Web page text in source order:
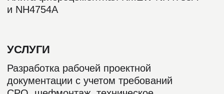
ЖК «АНДЕРСЕН»
ВЛАДИВОСТОК
РАСПОЛОЖЕНИЕ
45 ДНЕЙ
СРОК
9 800 М²
ОБЪЁМ